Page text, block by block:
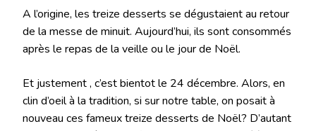
A l’origine, les treize desserts se dégustaient au retour
de la messe de minuit. Aujourd’hui, ils sont consommés
après le repas de la veille ou le jour de Noël.
Et justement , c’est bientot le 24 décembre. Alors, en
clin d’oeil à la tradition, si sur notre table, on posait à
nouveau ces fameux treize desserts de Noël? D’autant